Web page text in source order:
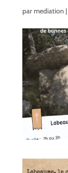
parmediation |